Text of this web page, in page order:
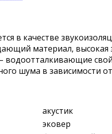
в качестве
материал, высокая
водоотталкивающие
шума в зависимости
акустик
эковер